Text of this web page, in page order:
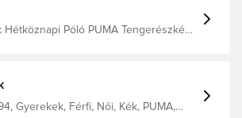
Hétköznapi Póló PUMA Tengerészkék -
Gyerekek, Férfi, Női, Kék, PUMA,